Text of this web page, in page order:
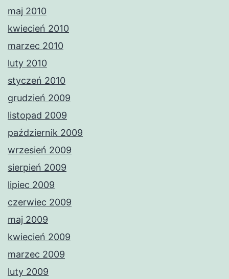
maj 2010
kwiecień 2010
marzec 2010
luty 2010
styczeń 2010
grudzień 2009
listopad 2009
październik 2009
wrzesień 2009
sierpień 2009
lipiec 2009
czerwiec 2009
maj 2009
kwiecień 2009
marzec 2009
luty 2009